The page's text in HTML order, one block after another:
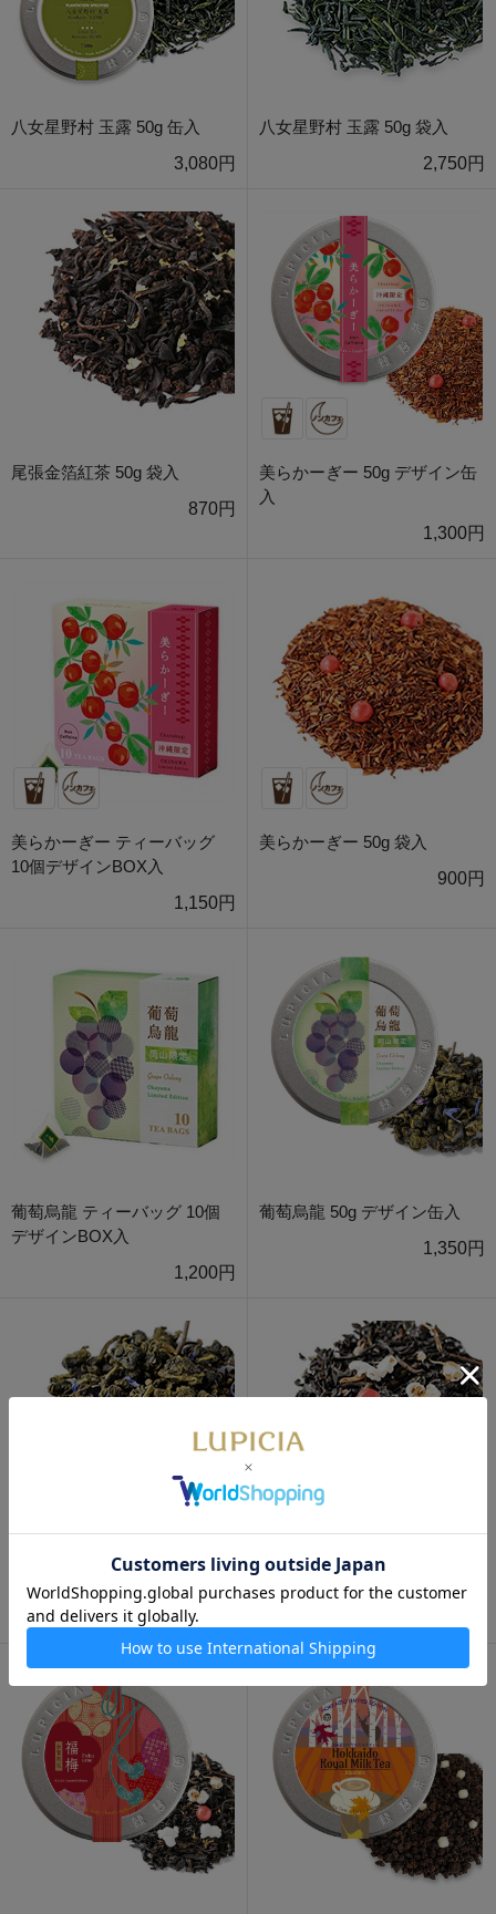
八女星野村 玉露 50g 缶入
3,080円
八女星野村 玉露 50g 袋入
2,750円
尾張金箔紅茶 50g 袋入
870円
美らかーぎー 50g デザイン缶
入
1,300円
美らかーぎー ティーバッグ
10個デザインBOX入
1,150円
美らかーぎー 50g 袋入
900円
葡萄烏龍 ティーバッグ 10個
デザインBOX入
1,200円
葡萄烏龍 50g デザイン缶入
1,350円
950円
福梅 50g 袋入